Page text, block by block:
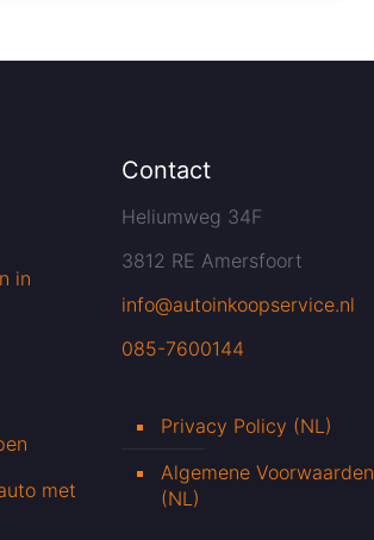
in
met
Contact
Heliumweg 34F
3812 RE Amersfoort
info@autoinkoopservice.nl
085-7600144
Privacy Policy (NL)
Algemene Voorwaarden
(NL)